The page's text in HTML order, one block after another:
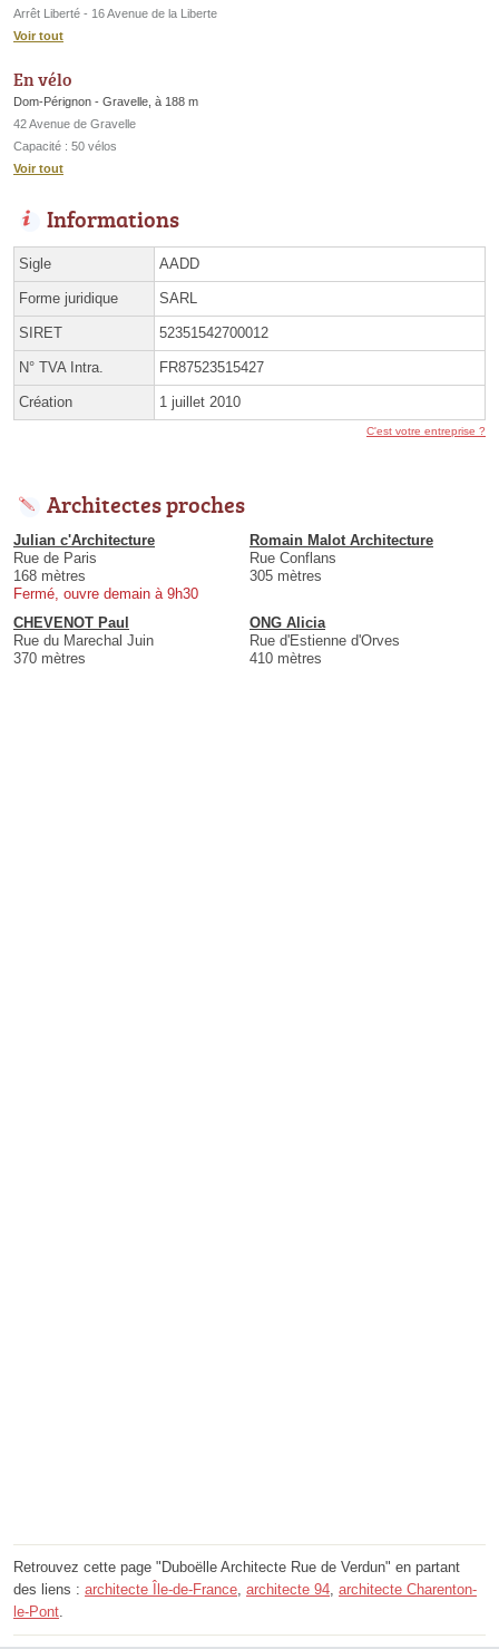
Arrêt Liberté - 16 Avenue de la Liberte
Voir tout
En vélo
Dom-Pérignon - Gravelle, à 188 m
42 Avenue de Gravelle
Capacité : 50 vélos
Voir tout
Informations
Sigle AADD
Forme juridique SARL
SIRET 52351542700012
N° TVA Intra. FR87523515427
Création 1 juillet 2010
C'est votre entreprise ?
Architectes proches
Julian c'Architecture
Rue de Paris
168 mètres
Fermé, ouvre demain à 9h30
Romain Malot Architecture
Rue Conflans
305 mètres
CHEVENOT Paul
Rue du Marechal Juin
370 mètres
ONG Alicia
Rue d'Estienne d'Orves
410 mètres
Retrouvez cette page "Duboëlle Architecte Rue de Verdun" en partant
des liens : architecte Île-de-France, architecte 94, architecte Charenton-
le-Pont.